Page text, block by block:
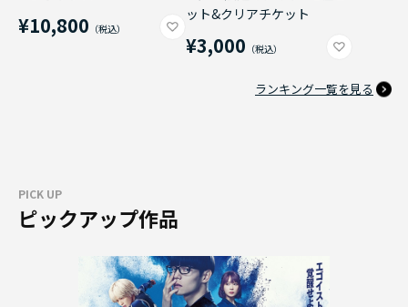
¥10,800
ット&クリアチケット
¥3,000
ランキング一覧を見る
PICK UP
ピックアップ作品